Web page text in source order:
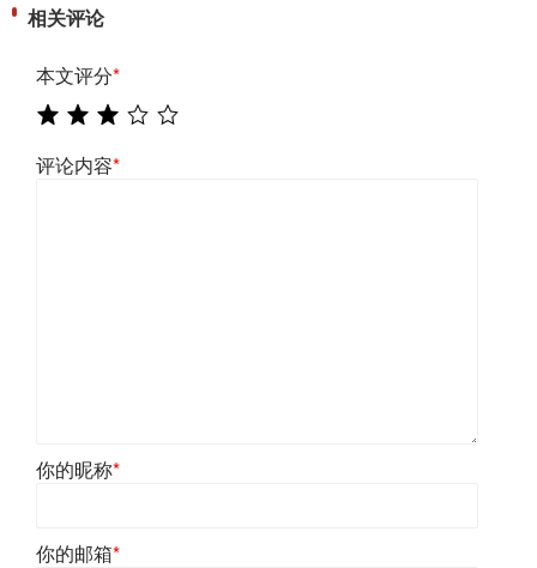
相关评论
本文评分*
评论内容*
你的昵称*
你的邮箱*